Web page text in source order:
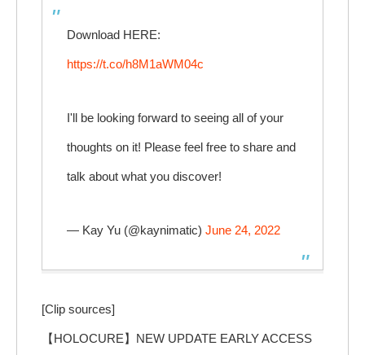
Download HERE:
https://t.co/h8M1aWM04c
I'll be looking forward to seeing all of your
thoughts on it! Please feel free to share and
talk about what you discover!
— Kay Yu (@kaynimatic) June 24, 2022
[Clip sources]
【HOLOCURE】NEW UPDATE EARLY ACCESS